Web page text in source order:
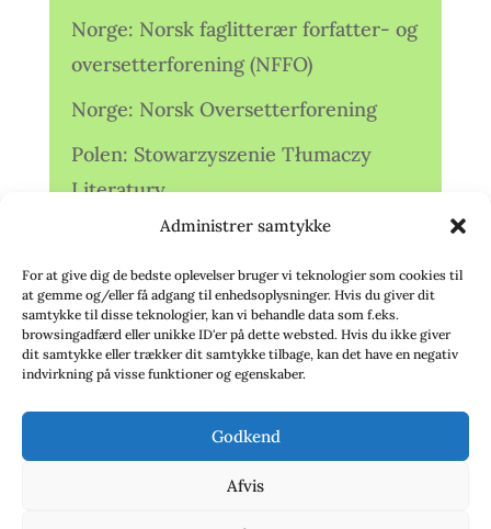
Administrer samtykke
For at give dig de bedste oplevelser bruger vi teknologier som cookies til
at gemme og/eller få adgang til enhedsoplysninger. Hvis du giver dit
samtykke til disse teknologier, kan vi behandle data som f.eks.
browsingadfærd eller unikke ID'er på dette websted. Hvis du ikke giver
dit samtykke eller trækker dit samtykke tilbage, kan det have en negativ
indvirkning på visse funktioner og egenskaber.
Godkend
Afvis
Norge: Norsk faglitterær forfatter- og
oversetterforening (NFFO)
Norge: Norsk Oversetterforening
Polen: Stowarzyszenie Tłumaczy
Literatury
Storbritannien: Translators
Association (TA)
Sverige: Översättarsektionen (Ö.)
Sverige: Översättarcentrum (ÖC)
deutschsprachiger Übersetzer (VdÜ)